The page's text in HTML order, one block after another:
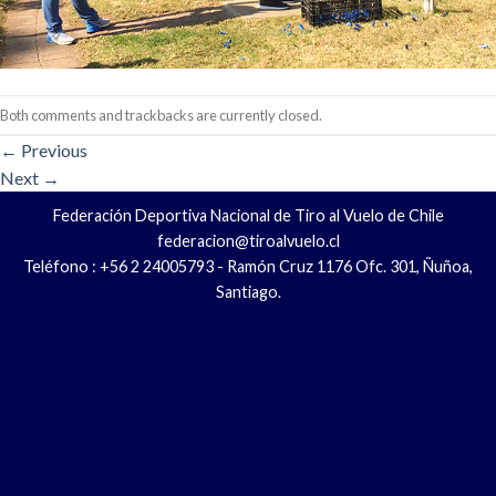
Both comments and trackbacks are currently closed.
← Previous
Next →
Federación Deportiva Nacional de Tiro al Vuelo de Chile
federacion@tiroalvuelo.cl
Teléfono : +56 2 24005793 - Ramón Cruz 1176 Ofc. 301, Ñuñoa,
Santiago.